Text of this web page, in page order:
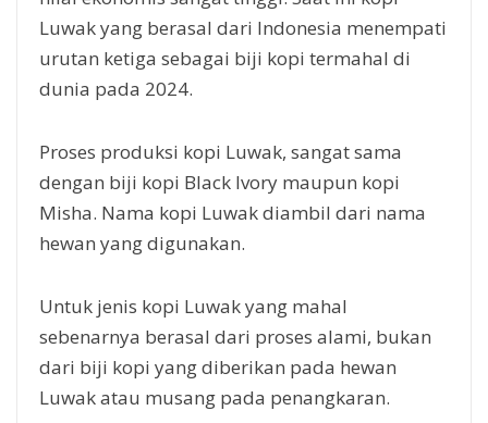
Luwak yang berasal dari Indonesia menempati
urutan ketiga sebagai biji kopi termahal di
dunia pada 2024.
Proses produksi kopi Luwak, sangat sama
dengan biji kopi Black Ivory maupun kopi
Misha. Nama kopi Luwak diambil dari nama
hewan yang digunakan.
Untuk jenis kopi Luwak yang mahal
sebenarnya berasal dari proses alami, bukan
dari biji kopi yang diberikan pada hewan
Luwak atau musang pada penangkaran.